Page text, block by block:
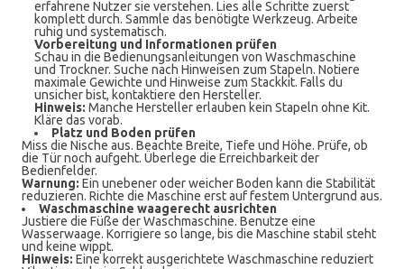
erfahrene Nutzer sie verstehen. Lies alle Schritte zuerst
komplett durch. Sammle das benötigte Werkzeug. Arbeite
ruhig und systematisch.
Vorbereitung und Informationen prüfen
Schau in die Bedienungsanleitungen von Waschmaschine
und Trockner. Suche nach Hinweisen zum Stapeln. Notiere
maximale Gewichte und Hinweise zum Stackkit. Falls du
unsicher bist, kontaktiere den Hersteller.
Hinweis: Manche Hersteller erlauben kein Stapeln ohne Kit.
Kläre das vorab.
Platz und Boden prüfen
Miss die Nische aus. Beachte Breite, Tiefe und Höhe. Prüfe, ob
die Tür noch aufgeht. Überlege die Erreichbarkeit der
Bedienfelder.
Warnung: Ein unebener oder weicher Boden kann die Stabilität
reduzieren. Richte die Maschine erst auf festem Untergrund aus.
Waschmaschine waagerecht ausrichten
Justiere die Füße der Waschmaschine. Benutze eine
Wasserwaage. Korrigiere so lange, bis die Maschine stabil steht
und keine wippt.
Hinweis: Eine korrekt ausgerichtete Waschmaschine reduziert